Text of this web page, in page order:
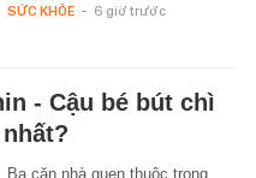
SỨC KHỎE - 6 giờ trước
- Cậu bé bút chì
Ba căn nhà quen thuộc trong